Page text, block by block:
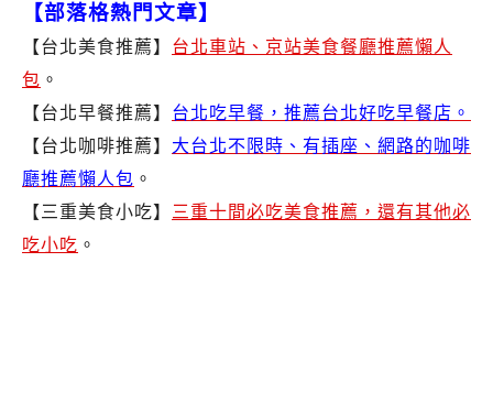
【部落格熱門文章】
【台北美食推薦】 台北車站、京站美食餐廳推薦懶人
包 。
【台北早餐推薦】 台北吃早餐，推薦台北好吃早餐店。
【台北咖啡推薦】 大台北不限時、有插座、網路的咖啡
廳推薦懶人包 。
【三重美食小吃】 三重十間必吃美食推薦，還有其他必
吃小吃 。